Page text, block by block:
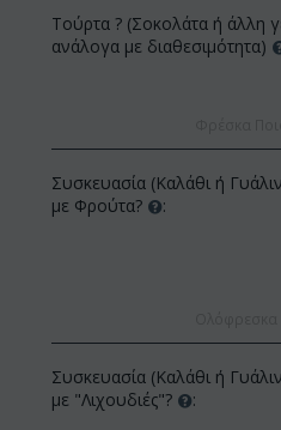
(21) τριαντάφυλλα 60-70
(διάφορα χρώμ...
Τούρτα ? (Σοκολάτα ή άλλη
ανάλογα με διαθεσιμότητα)
Συσκευασία (Καλάθι ή
με Φρούτα?
:
Συσκευασία (Καλάθι ή
με "Λιχουδιές"?
: